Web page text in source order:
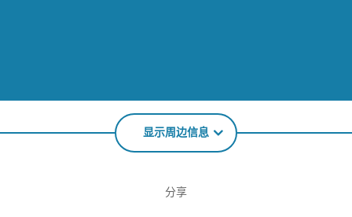
显示周边信息
分享